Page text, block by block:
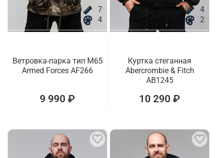
7
4
Ветровка-парка тип M65
Armed Forces AF266
9 990 ₽
4
2
Куртка стеганная
Abercrombie & Fitch
AB1245
10 290 ₽